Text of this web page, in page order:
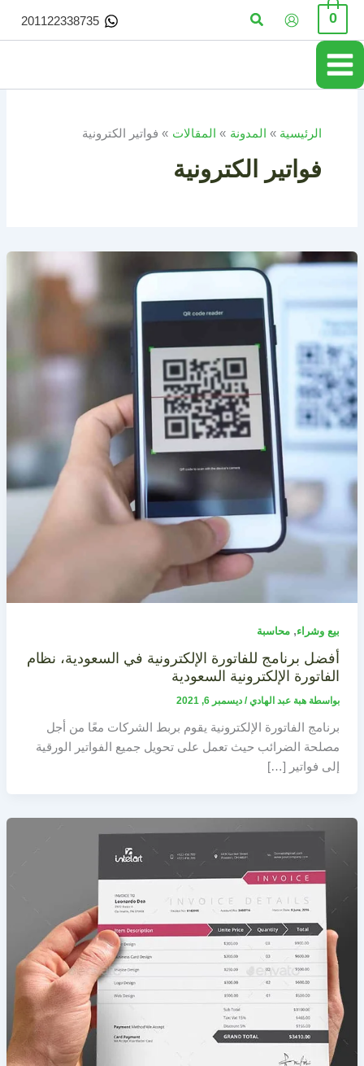
تخطي
المحتوى
0 البحث 201122338735
الرئيسية المدونة المقالات فواتير الكترونية
فواتير الكترونية
بيع وشراء, محاسبة
أفضل برنامج للفاتورة الإلكترونية في السعودية، نظام
الفاتورة الإلكترونية السعودية
بواسطة هبة عبد الهادي/ ديسمبر 6, 2021
برنامج الفاتورة الإلكترونية يقوم بربط الشركات معًا من أجل
مصلحة الضرائب حيث تعمل على تحويل جميع الفواتير الورقية
إلى فواتير […]